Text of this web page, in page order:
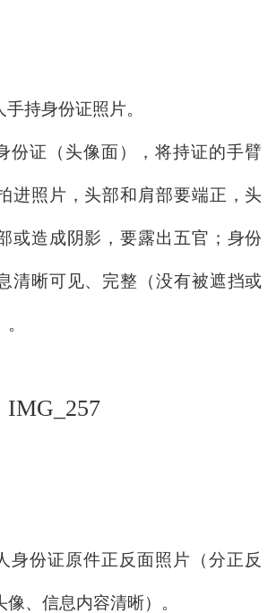
手持身份证照片。
份证（头像面），将持证的手臂
进照片，头部和肩部要端正，头
或造成阴影，要露出五官；身份
清晰可见、完整（没有被遮挡或
身份证原件正反面照片（分正反
、信息内容清晰）。